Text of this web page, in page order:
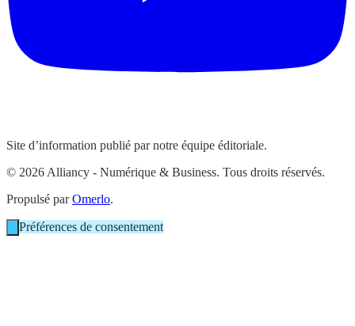
Site d’information publié par notre équipe éditoriale.
© 2026 Alliancy - Numérique & Business. Tous droits réservés.
Propulsé parOmerlo.
Préférences de consentement